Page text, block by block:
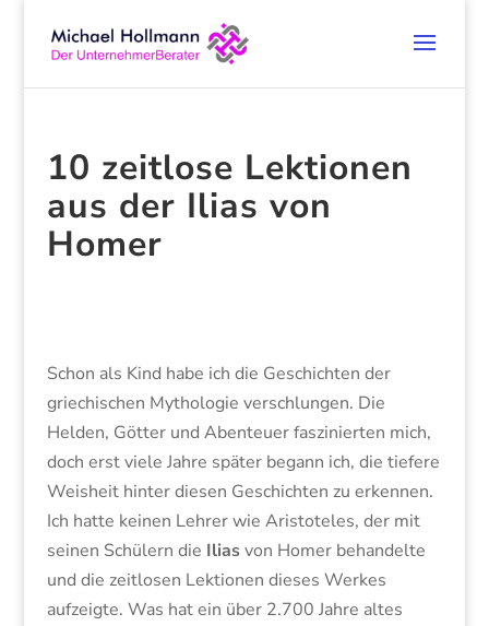
10 zeitlose Lektionen
aus der Ilias von
Homer
Schon als Kind habe ich die Geschichten der
griechischen Mythologie verschlungen. Die
Helden, Götter und Abenteuer faszinierten mich,
doch erst viele Jahre später begann ich, die tiefere
Weisheit hinter diesen Geschichten zu erkennen.
Ich hatte keinen Lehrer wie Aristoteles, der mit
seinen Schülern die Iliasvon Homer behandelte
und die zeitlosen Lektionen dieses Werkes
aufzeigte. Was hat ein über 2.700 Jahre altes